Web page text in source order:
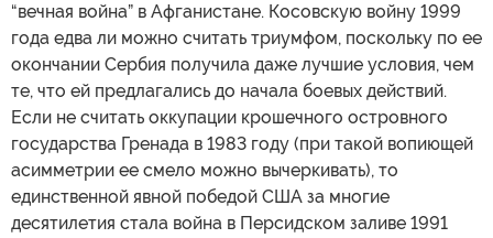
“вечная война” в Афганистане. Косовскую войну 1999
года едва ли можно считать триумфом, поскольку по ее
окончании Сербия получила даже лучшие условия, чем
те, что ей предлагались до начала боевых действий.
Если не считать оккупации крошечного островного
государства Гренада в 1983 году (при такой вопиющей
асимметрии ее смело можно вычеркивать), то
единственной явной победой США за многие
десятилетия стала война в Персидском заливе 1991